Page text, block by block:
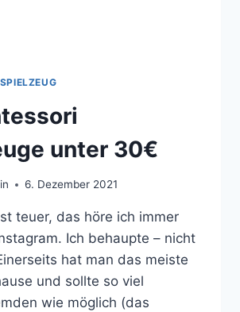
SPIELZEUG
unter 30€
6. Dezember 2021
teuer, das höre ich immer
Ich behaupte – nicht
hat man das meiste
und sollte so viel
wie möglich (das